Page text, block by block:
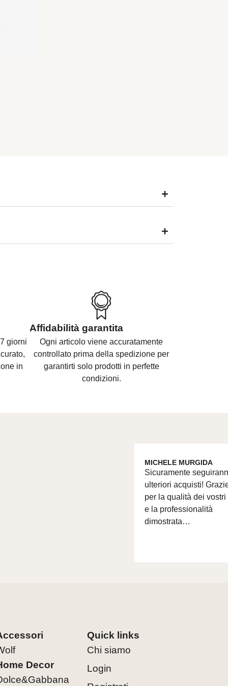
giorni
in
Affidabilità garantita
Ogni articolo viene accuratamente
controllato prima della spedizione per
garantirti solo prodotti in perfette
condizioni.
MICHELE MURGIDA
Sicuramente
ulteriori acquisti!
per la qualità dei vostri
e la professionalità
dimostrata…
Decor
Quick links
Chi siamo
Login